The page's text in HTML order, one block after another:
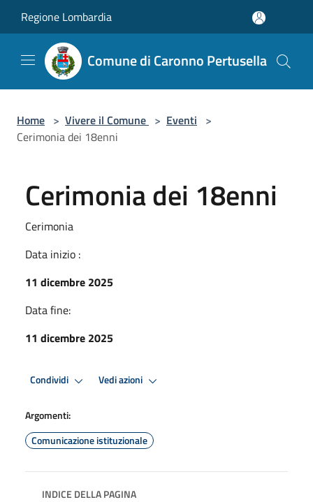
Regione Lombardia
Comune di Caronno Pertusella
Home > Vivere il Comune > Eventi >
Cerimonia dei 18enni
Cerimonia dei 18enni
Cerimonia
Data inizio :
11 dicembre 2025
Data fine:
11 dicembre 2025
Condividi Vedi azioni
Argomenti:
Comunicazione istituzionale
INDICE DELLA PAGINA